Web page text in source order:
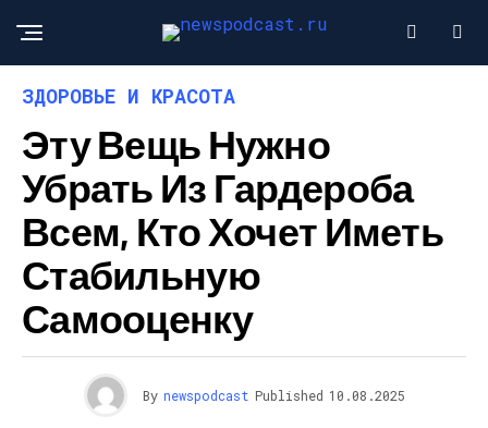
ЗДОРОВЬЕ И КРАСОТА
Эту Вещь Нужно
Убрать Из Гардероба
Всем, Кто Хочет Иметь
Стабильную
Самооценку
By newspodcast Published 10.08.2025